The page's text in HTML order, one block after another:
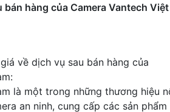
hàng của Camera Vantech Việt
về dịch vụ sau bán hàng của
là một trong những thương hiệu
an ninh, cung cấp các sản phẩm